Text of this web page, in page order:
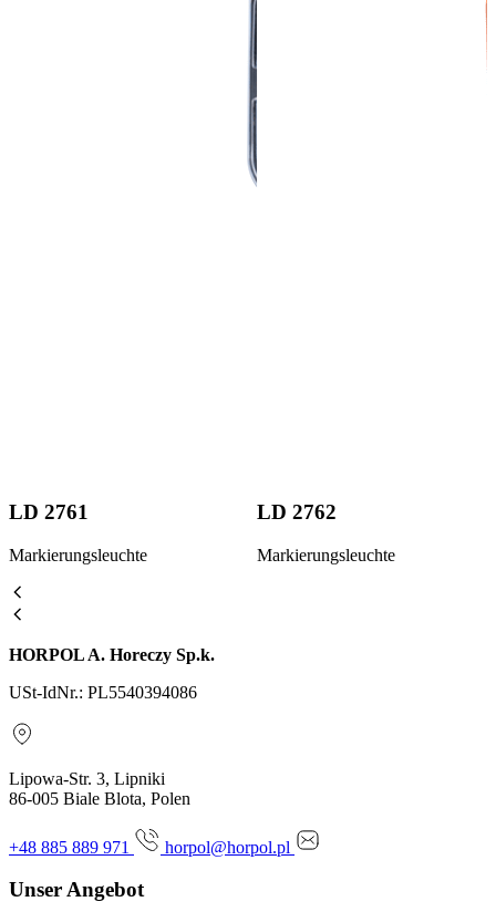
LD 2761
Markierungsleuchte
LD 2762
Markierungsleuchte
HORPOL A. Horeczy Sp.k.
USt-IdNr.: PL5540394086
Lipowa-Str. 3, Lipniki
86-005 Biale Blota, Polen
+48 885 889 971 horpol@horpol.pl
Unser Angebot